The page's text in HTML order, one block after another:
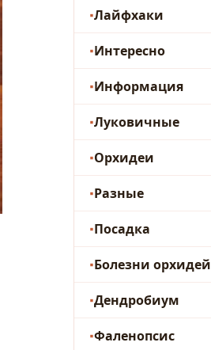
Лайфхаки
Интересно
Информация
Луковичные
Орхидеи
Разные
Посадка
Болезни орхидей
Дендробиум
Фаленопсис